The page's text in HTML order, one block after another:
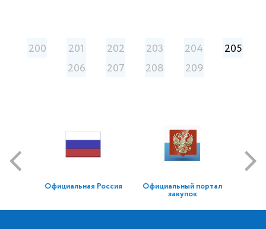
200 201 202 203 204
205
206
207 208 209
Официальная Россия Официальный портал
закупок